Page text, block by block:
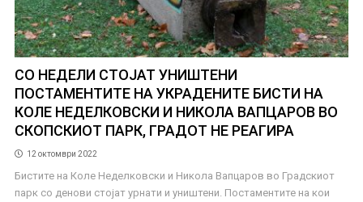
СО НЕДЕЛИ СТОЈАТ УНИШТЕНИ
ПОСТАМЕНТИТЕ НА УКРАДЕНИТЕ БИСТИ НА
КОЛЕ НЕДЕЛКОВСКИ И НИКОЛА ВАПЦАРОВ ВО
СКОПСКИОТ ПАРК, ГРАДОТ НЕ РЕАГИРА
12 октомври 2022
Бистите на Коле Неделковски и Никола Вапцаров во Градскиот
парк со денови стојат урнати и уништени. Постаментите на кои